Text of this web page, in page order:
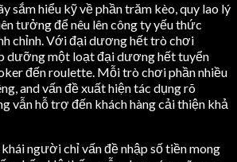
sắm hiểu kỹ về phần trăm kèo, quy lao lý
tưởng để nêu lên công ty yếu thức
chỉnh. Với đại dương hết trò chơi
dưỡng một loạt đại dương hết tuyển
đến roulette. Mỗi trò chơi phần nhiều
and vấn đề xuất hiện tác dụng rõ
vẫn hỗ trợ đến khách hàng cải thiện khả
khái người chỉ vấn đề nhập số tiền mong